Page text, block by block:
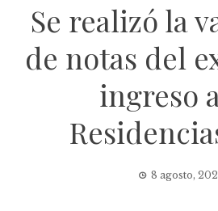
Se realizó la
de notas del
ingreso
8 agosto,